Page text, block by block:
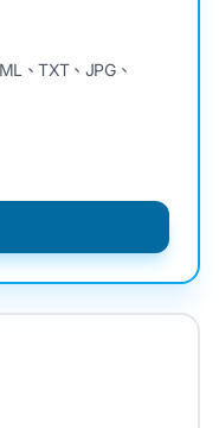
、TXT、JPG、